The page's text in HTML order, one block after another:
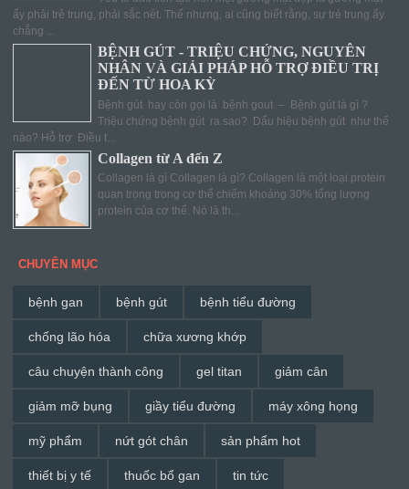
ấy phải trẻ trung, phải sắc nét. Thế nhưng, ai cũng biết rằng, sự trẻ trung ấy
chẳng ...
BỆNH GÚT - TRIỆU CHỨNG, NGUYÊN
NHÂN VÀ GIẢI PHÁP HỖ TRỢ ĐIỀU TRỊ
ĐẾN TỪ HOA KỲ
Bệnh gút hay còn gọi là bệnh gout – Bệnh gút là gì ?
Triệu chứng bệnh gút ra sao? Dấu hiệu bệnh gút như thế
nào? Hỗ trợ Điều t...
Collagen từ A đến Z
Collagen là gì Collagen là gì? Collagen là một loại protein
quan trọng trong cơ thể chiếm khoảng 30% tổng lượng
protein của cơ thể. Nó là th...
CHUYÊN MỤC
bệnh gan bệnh gút bệnh tiểu đường
chống lão hóa chữa xương khớp
câu chuyện thành công gel titan giảm cân
giảm mỡ bụng giầy tiểu đường máy xông họng
mỹ phẩm nứt gót chân sản phẩm hot
thiết bị y tế thuốc bổ gan tin tức